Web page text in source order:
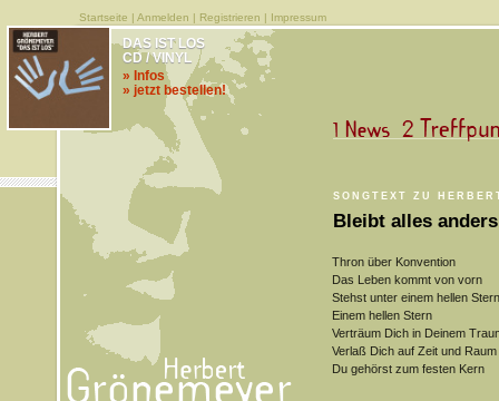
Startseite | Anmelden | Registrieren | Impressum
SONGTEXT ZU
Bleibt alles anders
DAS IST LOS
CD / VINYL
» Infos
» jetzt bestellen!
Thron über Konvention
Das Leben kommt von vorn
Stehst unter einem hellen Stern
Einem hellen Stern
Verträum Dich in Deinem
Verlaß Dich auf Zeit und Raum
Du gehörst zum festen Kern